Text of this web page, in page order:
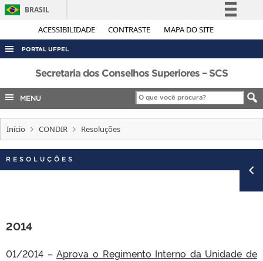
ACESSIBILIDADE CONTRASTE MAPA DO SITE
BRASIL
Simplifique!
Acesso à informação
Legislação
Canais
PORTAL UFPEL
ACESSO À INFORMAÇÃO
AUDITORIA
COBALTO
CONCURSOS
EDITAIS
INTERNACIONAL
TELEFONES
Secretaria dos Conselhos Superiores – SCS
MENU
Início CONDIR Resoluções
RESOLUÇÕES
2014
01/2014 –Aprova o Regimento Interno da Unidade de